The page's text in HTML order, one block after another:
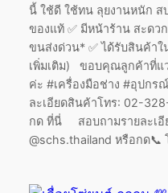
นี้ ใช้ดี ใช้ทน ลุยงานหนัก ส
ของแท้ ✅ มีหน้าร้าน สะดว
ขนส่งด่วน* ✅ ได้รับสินค้า
เพิ่มเติม) ขอบคุณลูกค้าที่แ
ค่ะ #เครื่องมือช่าง #อุปก
ละเอียดสินค้าโทร: 02-
กด ที่นี่ สอบถามรายละเอี
@schs.thailand หรือกด📞